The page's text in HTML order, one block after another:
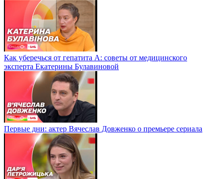
Как уберечься от гепатита А: советы от медицинского
эксперта Екатерины Булавиновой
Первые дни: актер Вячеслав Довженко о премьере сериала